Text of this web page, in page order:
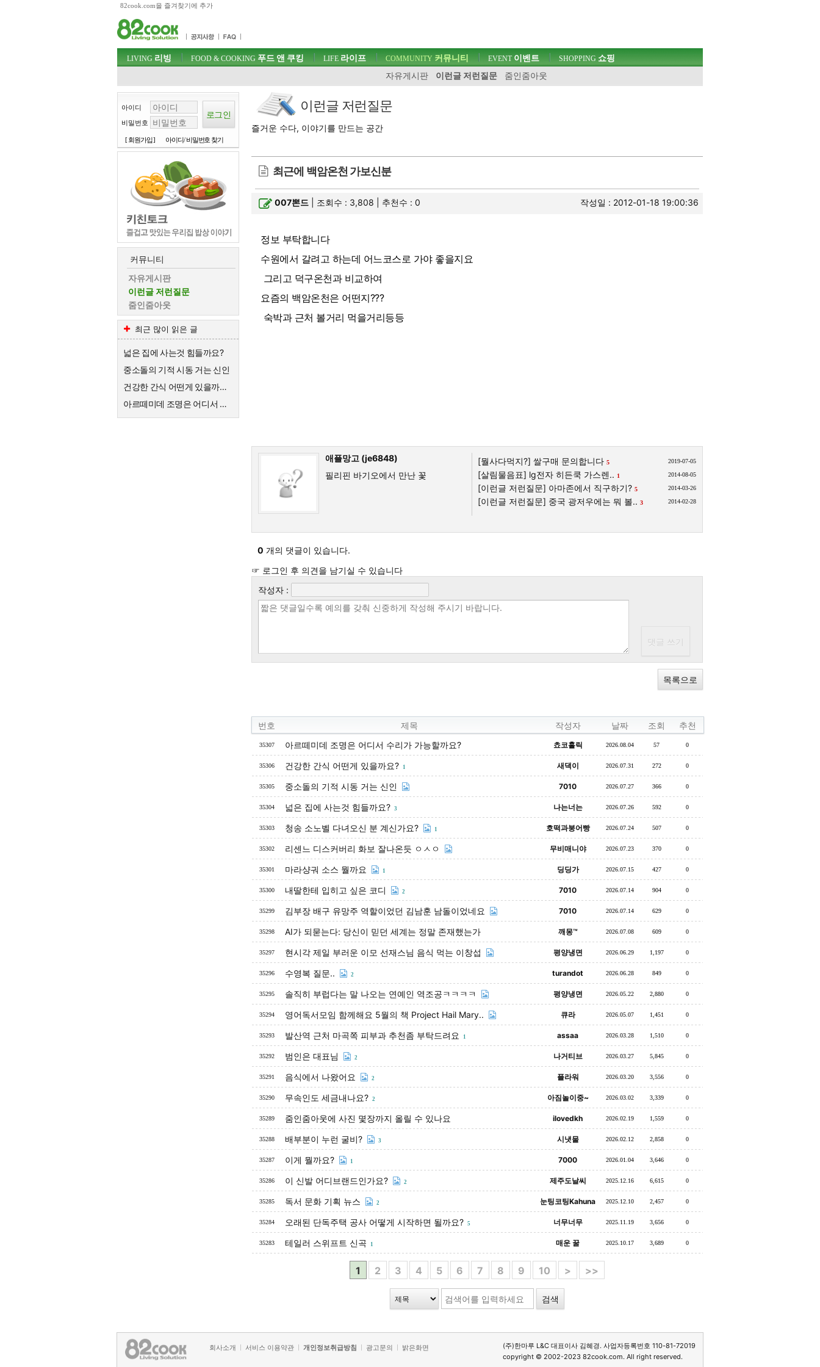
82cook.com을 즐겨찾기에 추가
주메뉴 바로가기
컨텐츠 바로가기
검색 바로가기
로그인 바로가기
주메뉴
LIVING 리빙 FOOD & COOKING 푸드 앤 쿠킹 LIFE 라이프 COMMUNITY 커뮤니티
자유게시판
이런글 저런질문 줌인줌아웃
EVENT이벤트 SHOPPING 쇼핑
아이디
비밀번호
[ 회원가입 ] 아이디/ 비밀번호 찾기
커뮤니티
자유게시판
이런글 저런질문
줌인줌아웃
최근 많이 읽은 글
넓은 집에 사는것 힘들까요?
중소돌의 기적 시동 거는 신인
건강한 간식 어떤게 있을까요?
아르떼미데 조명은 어디서 수리가 가능할까요?
이런글 저런질문
즐거운 수다, 이야기를 만드는 공간
최근에 백암온천 가보신분
007뽄드 | 조회수 : 3,808 | 추천수 :0 작성일 : 2012-01-18 19:00:36
정보 부탁합니다
수원에서 갈려고 하는데 어느코스로 가야 좋을지요
그리고 덕구온천과 비교하여
요즘의 백암온천은 어떤지???
숙박과 근처 볼거리 먹을거리등등
애플망고 (je6848)
필리핀 바기오에서 만난 꽃
[뭘사다먹지?] 쌀구매 문의합니다 5 2019-07-05
[살림물음표] lg전자 히든쿡 가스렌.. 1 2014-08-05
[이런글 저런질문] 아마존에서 직구하기? 5 2014-03-26
[이런글 저런질문] 중국 광저우에는 뭐 볼.. 3 2014-02-28
0 개의 댓글이 있습니다.
☞ 로그인 후 의견을 남기실 수 있습니다
작성자 :
목록으로
번호 제목 작성자 날짜 조회 추천
35307 아르떼미데 조명은 어디서 수리가 가능할까요? 쵸코홀릭 2026.08.04 57 0
35306 건강한 간식 어떤게 있을까요? 1 새댁이 2026.07.31 272 0
35305 중소돌의 기적 시동 거는 신인 7010 2026.07.27 366 0
35304 넓은 집에 사는것 힘들까요? 3 나는너는 2026.07.26 592 0
35303 청송 소노벨 다녀오신 분 계신가요? 1 호떡과붕어빵 2026.07.24 507 0
35302 리센느 디스커버리 화보 잘나온듯 ㅇㅅㅇ 무비매니야 2026.07.23 370 0
35301 마라샹궈 소스 뭘까요 1 딩딩가 2026.07.15 427 0
35300 내딸한테 입히고 싶은 코디 2 7010 2026.07.14 904 0
35299 김부장 배구 유망주 역할이었던 김남훈 남돌이었네요 7010 2026.07.14 629 0
35298 AI가 되묻는다: 당신이 믿던 세계는 정말 존재했는가 깨몽™ 2026.07.08 609 0
35297 현시각 제일 부러운 이모 선재스님 음식 먹는 이창섭 평양냉면 2026.06.29 1,197 0
35296 수영복 질문.. 2 turandot 2026.06.28 849 0
35295 솔직히 부럽다는 말 나오는 연예인 역조공ㅋㅋㅋㅋ 평양냉면 2026.05.22 2,880 0
35294 영어독서모임 함께해요 5월의 책 Project Hail Mary.. 큐라 2026.05.07 1,451 0
35293 발산역 근처 마곡쪽 피부과 추천좀 부탁드려요 1 assaa 2026.03.28 1,510 0
35292 범인은 대표님 2 나거티브 2026.03.27 5,845 0
35291 음식에서 나왔어요 2 플라워 2026.03.20 3,556 0
35290 무속인도 세금내나요? 2 아짐놀이중~ 2026.03.02 3,339 0
35289 줌인줌아웃에 사진 몇장까지 올릴 수 있나요 ilovedkh 2026.02.19 1,559 0
35288 배부분이 누런 굴비? 3 시냇물 2026.02.12 2,858 0
35287 이게 뭘까요? 1 7000 2026.01.04 3,646 0
35286 이 신발 어디브랜드인가요? 2 제주도날씨 2025.12.16 6,615 0
35285 독서 문화 기획 뉴스 2 눈팅코팅Kahuna 2025.12.10 2,457 0
35284 오래된 단독주택 공사 어떻게 시작하면 될까요? 5 너무너무 2025.11.19 3,656 0
35283 테일러 스위프트 신곡 1 매운 꿀 2025.10.17 3,689 0
1 2 3 4 5 6 7 8 9 10 > >>
정책 및 방침
회사소개 서비스 이용약관 개인정보취급방침 광고문의 밝은화면
(주)한마루 L&C 대표이사 김혜경. 사업자등록번호 110-81-72019
copyright © 2002-2023 82cook.com. All right reserved.